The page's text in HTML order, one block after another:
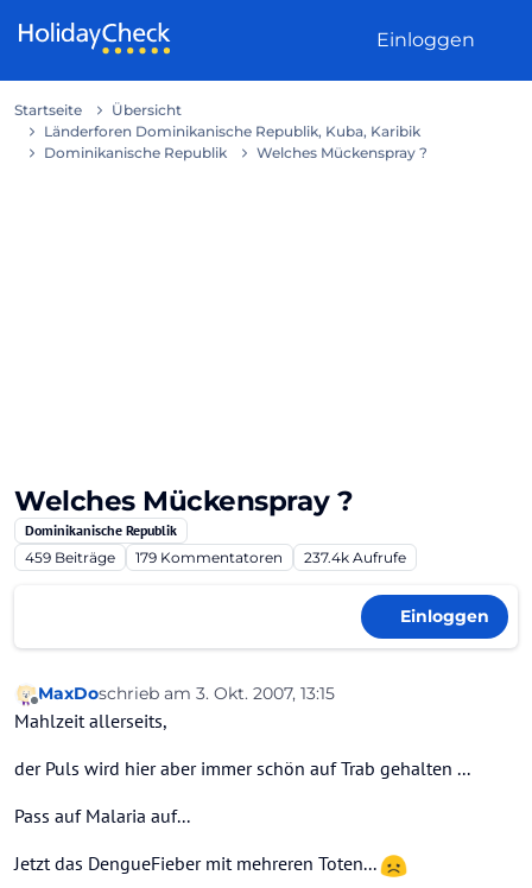
Einloggen
Startseite
Übersicht
Länderforen Dominikanische Republik, Kuba, Karibik
Dominikanische Republik
Welches Mückenspray ?
Welches Mückenspray ?
Dominikanische Republik
459 Beiträge 179 Kommentatoren 237.4k Aufrufe
Einloggen
Offline
MaxDoschrieb am 3. Okt. 2007, 13:15
zuletzt editiert von
Mahlzeit allerseits,
der Puls wird hier aber immer schön auf Trab gehalten ...
Pass auf Malaria auf...
Jetzt das DengueFieber mit mehreren Toten...